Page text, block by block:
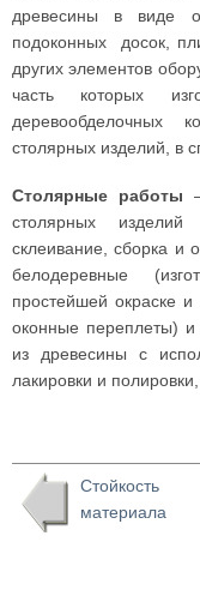
древесины в виде
подоконных досок,
других элементов
часть которых
деревообделочных
столярных изделий, в
Столярные работы
столярных
склеивание, сборка и
белодеревные
простейшей окраске
оконные переплеты) и
из древесины с
лакировки и
Стойкость
материала